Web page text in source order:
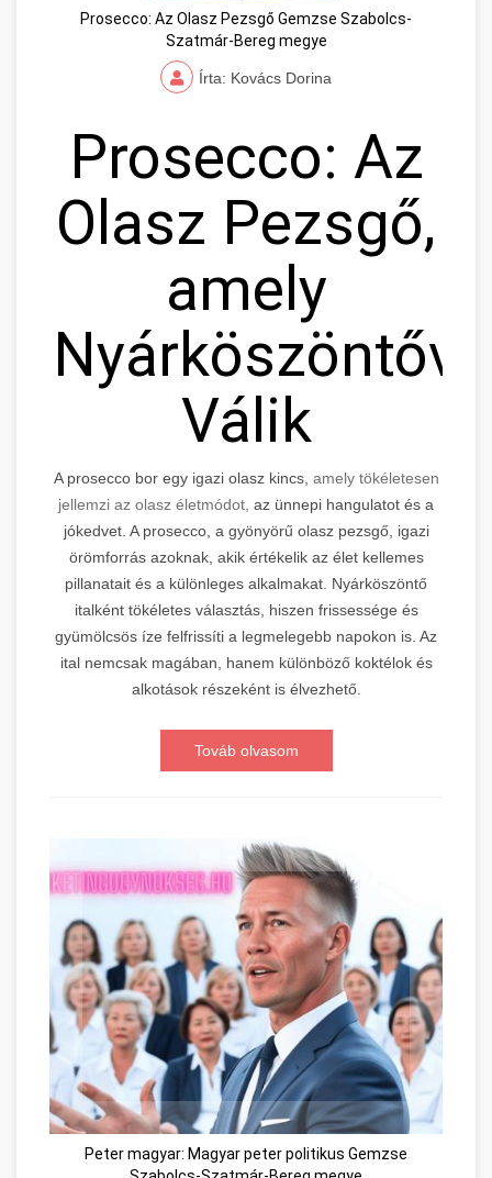
Prosecco: Az Olasz Pezsgő Gemzse Szabolcs-
Szatmár-Bereg megye
Írta: Kovács Dorina
Prosecco: Az
Olasz Pezsgő,
amely
Nyárköszöntővé
Válik
A prosecco bor egy igazi olasz kincs, amely tökéletesen
jellemzi az olasz életmódot, az ünnepi hangulatot és a
jókedvet. A prosecco, a gyönyörű olasz pezsgő, igazi
örömforrás azoknak, akik értékelik az élet kellemes
pillanatait és a különleges alkalmakat. Nyárköszöntő
italként tökéletes választás, hiszen frissessége és
gyümölcsös íze felfrissíti a legmelegebb napokon is. Az
ital nemcsak magában, hanem különböző koktélok és
alkotások részeként is élvezhető.
Továb olvasom
Peter magyar: Magyar peter politikus Gemzse